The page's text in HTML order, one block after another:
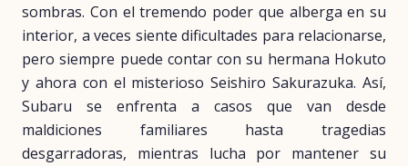
sombras. Con el tremendo poder que alberga en su
interior, a veces siente dificultades para relacionarse,
pero siempre puede contar con su hermana Hokuto
y ahora con el misterioso Seishiro Sakurazuka. Así,
Subaru se enfrenta a casos que van desde
maldiciones familiares hasta tragedias
desgarradoras, mientras lucha por mantener su